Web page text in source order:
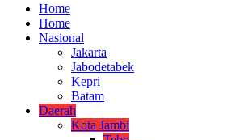
Home
Home
Nasional
Jakarta
Jabodetabek
Kepri
Batam
Daerah
Kota Jambi